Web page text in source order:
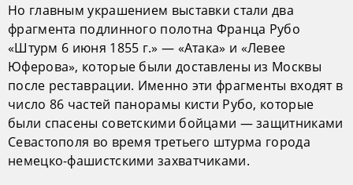
Но главным украшением выставки стали два
фрагмента подлинного полотна Франца Рубо
«Штурм 6 июня 1855 г.» — «Атака» и «Левее
Юферова», которые были доставлены из Москвы
после реставрации. Именно эти фрагменты входят в
число 86 частей панорамы кисти Рубо, которые
были спасены советскими бойцами — защитниками
Севастополя во время третьего штурма города
немецко-фашистскими захватчиками.